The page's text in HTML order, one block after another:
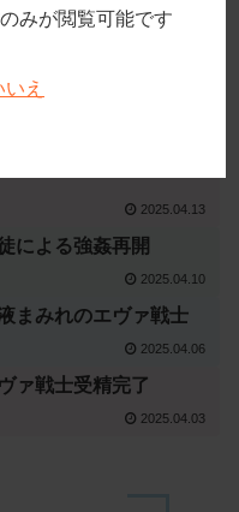
みが閲覧可能です
いえ
2025.04.20
A8 (1) 惣◯・アスカ・
監禁強姦記録
2025.04.13
による強姦再開
2025.04.10
まみれのエヴァ戦士
2025.04.06
ァ戦士受精完了
2025.04.03